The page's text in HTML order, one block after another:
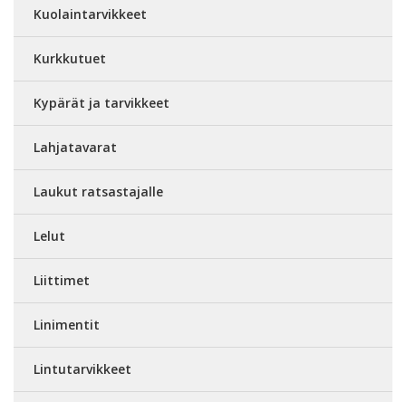
Kuolaintarvikkeet
Kurkkutuet
Kypärät ja tarvikkeet
Lahjatavarat
Laukut ratsastajalle
Lelut
Liittimet
Linimentit
Lintutarvikkeet